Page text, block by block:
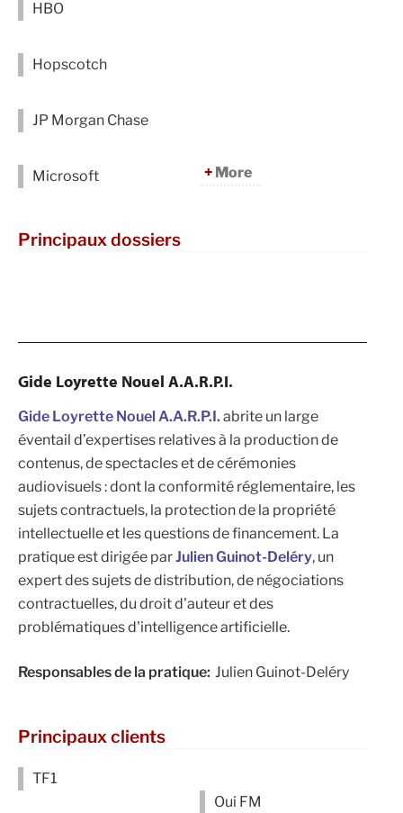
HBO
Hopscotch
JP Morgan Chase
Microsoft More
Principaux dossiers
Gide Loyrette Nouel A.A.R.P.I.
Gide Loyrette Nouel A.A.R.P.I. abrite un large
éventail d’expertises relatives à la production de
contenus, de spectacles et de cérémonies
audiovisuels : dont la conformité réglementaire, les
sujets contractuels, la protection de la propriété
intellectuelle et les questions de financement. La
pratique est dirigée parJulien Guinot-Deléry, un
expert des sujets de distribution, de négociations
contractuelles, du droit d'auteur et des
problématiques d'intelligence artificielle.
Responsables de la pratique: Julien Guinot-Deléry
Principaux clients
TF1
Oui FM